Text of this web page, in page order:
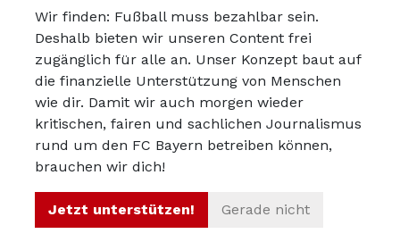
Diskutiere mit uns in der
Miasanrot-Kurve
kurve.miasanrot.de
Werbepartner werden
Datenschutz
Wir finden: Fußball muss bezahlbar sein.
Deshalb bieten wir unseren Content frei
zugänglich für alle an. Unser Konzept baut auf
die finanzielle Unterstützung von Menschen
wie dir. Damit wir auch morgen wieder
kritischen, fairen und sachlichen Journalismus
rund um den FC Bayern betreiben können,
brauchen wir dich!
Jetzt unterstützen! Gerade nicht